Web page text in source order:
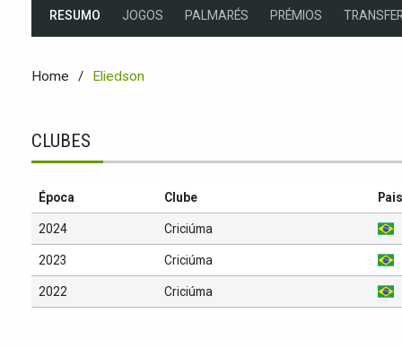
RESUMO JOGOS PALMARÉS PRÉMIOS
Home Eliedson
CLUBES
Época Clube Pais
2024 Criciúma
2023 Criciúma
2022 Criciúma